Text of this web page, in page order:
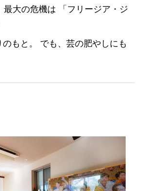
大の危機は 「フリージア・ジ
もと。 でも、芸の肥やしにも